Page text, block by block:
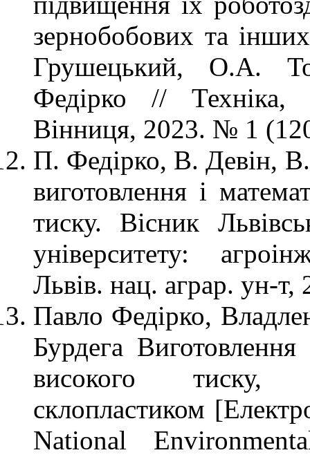
зернобобових та
Грушецький, О.А.
Федірко // Техніка,
Вінниця, 2023. № 1
П. Федірко, В. Девін,
виготовлення і
тиску. Вісник
університету:
Львів. нац. аграр. ун-
Павло Федірко,
Бурдега Виготовлення
високого тиску,
склопластиком
National